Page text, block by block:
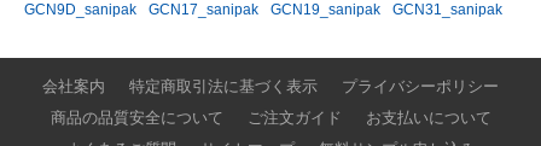
GCN9D_sanipak GCN17_sanipak GCN19_sanipak GCN31_sanipak
会社案内 特定商取引法に基づく表示
プライバシーポリシー
商品の品質安全について
ご注文ガイド
お支払いについて